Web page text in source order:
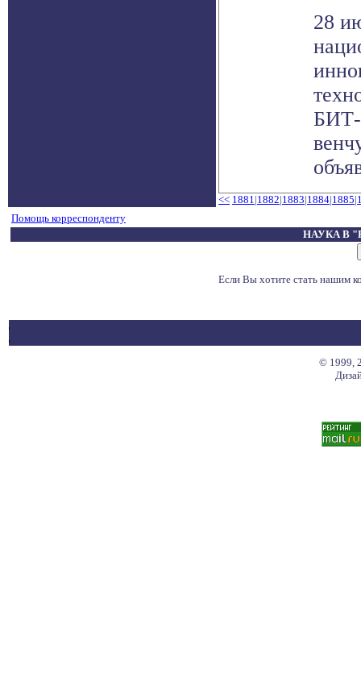
28
БИТ-
<< 1881|1882|1883|1884|1885|
Помощь корреспонденту
НАУКА В
Если Вы хотите стать нашим
© 1999,